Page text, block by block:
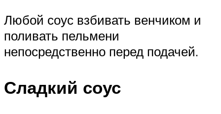
Любой соус взбивать венчиком и
поливать пельмени
непосредственно перед подачей.
Сладкий соус